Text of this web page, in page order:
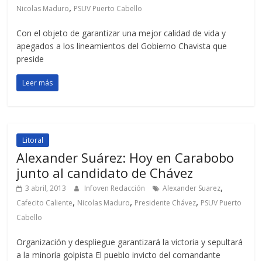
Nicolas Maduro, PSUV Puerto Cabello
Con el objeto de garantizar una mejor calidad de vida y
apegados a los lineamientos del Gobierno Chavista que
preside
Leer más
Litoral
Alexander Suárez: Hoy en Carabobo
junto al candidato de Chávez
3 abril, 2013 Infoven Redacción Alexander Suarez,
Cafecito Caliente, Nicolas Maduro, Presidente Chávez, PSUV Puerto
Cabello
Organización y despliegue garantizará la victoria y sepultará
a la minoría golpista El pueblo invicto del comandante